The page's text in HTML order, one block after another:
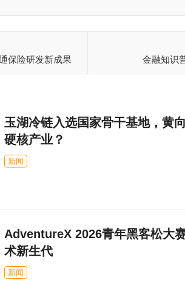
保险研发新成果
金融知识
玉湖冷链入选国家骨干基地，黄
硬核产业？
新闻
AdventureX 2026青年黑客松大
术新生代
新闻